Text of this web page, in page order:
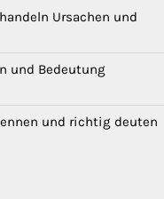
Ursachen und
und Bedeutung
und richtig deuten